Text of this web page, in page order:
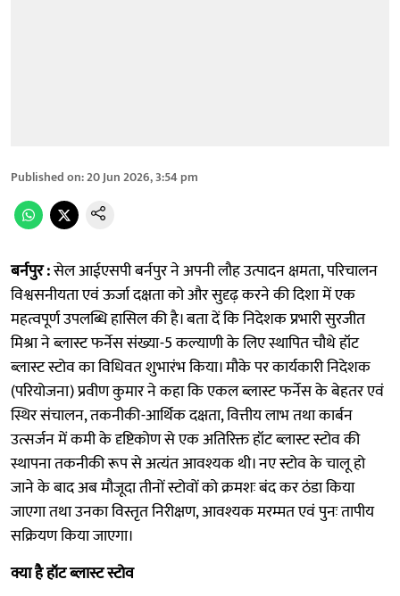
Published on:20 Jun 2026, 3:54 pm
बर्नपुर :सेल आईएसपी बर्नपुर ने अपनी लौह उत्पादन क्षमता, परिचालन
विश्वसनीयता एवं ऊर्जा दक्षता को और सुदृढ़ करने की दिशा में एक
महत्वपूर्ण उपलब्धि हासिल की है। बता दें कि निदेशक प्रभारी सुरजीत
मिश्रा ने ब्लास्ट फर्नेस संख्या-5 कल्याणी के लिए स्थापित चौथे हॉट
ब्लास्ट स्टोव का विधिवत शुभारंभ किया। मौके पर कार्यकारी निदेशक
(परियोजना) प्रवीण कुमार ने कहा कि एकल ब्लास्ट फर्नेस के बेहतर एवं
स्थिर संचालन, तकनीकी-आर्थिक दक्षता, वित्तीय लाभ तथा कार्बन
उत्सर्जन में कमी के दृष्टिकोण से एक अतिरिक्त हॉट ब्लास्ट स्टोव की
स्थापना तकनीकी रूप से अत्यंत आवश्यक थी। नए स्टोव के चालू हो
जाने के बाद अब मौजूदा तीनों स्टोवों को क्रमशः बंद कर ठंडा किया
जाएगा तथा उनका विस्तृत निरीक्षण, आवश्यक मरम्मत एवं पुनः तापीय
सक्रियण किया जाएगा।
क्या है हॉट ब्लास्ट स्टोव